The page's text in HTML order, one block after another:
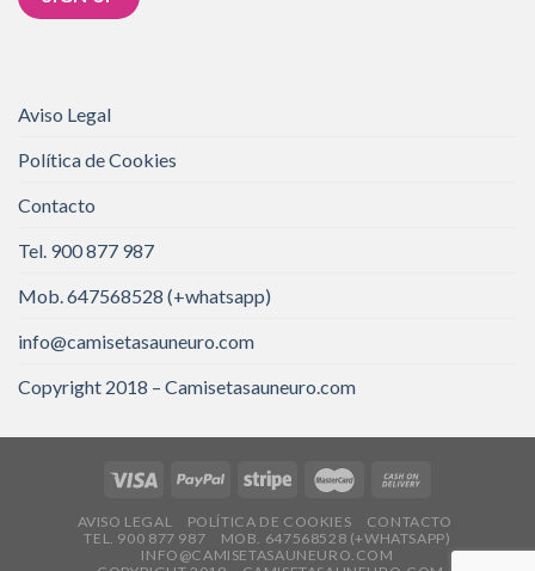
Aviso Legal
Política de Cookies
Contacto
Tel. 900 877 987
Mob. 647568528 (+whatsapp)
info@camisetasauneuro.com
Copyright 2018 – Camisetasauneuro.com
AVISO LEGAL POLÍTICA DE COOKIES
CONTACTO
TEL. 900 877 987
MOB. 647568528 (+WHATSAPP)
INFO@CAMISETASAUNEURO.COM